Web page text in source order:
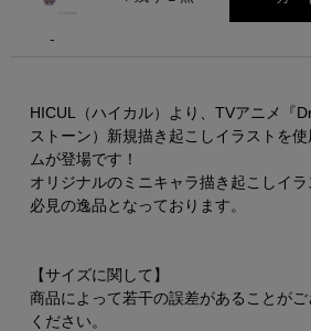
-
HICUL（ハイカル）より、TVアニメ『
ストーン）新規描き起こしイラストを
ムが登場です！
オリジナルのミニキャラ描き起こしイ
必見の逸品となっております。
【サイズに関して】
商品によって若干の誤差があることが
ください。